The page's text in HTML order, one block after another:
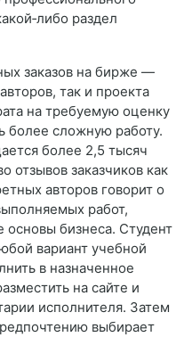
раздел
заказов на бирже —
так и проекта
на требуемую оценку
более сложную работу.
более 2,5 тысяч
отзывов заказчиков как
авторов говорит о
работ,
основы бизнеса. Студент
вариант учебной
в назначенное
на сайте и
исполнителя. Затем
выбирает